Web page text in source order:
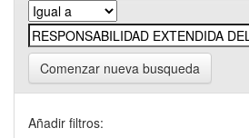
Comenzar nueva busqueda
Añadir filtros: